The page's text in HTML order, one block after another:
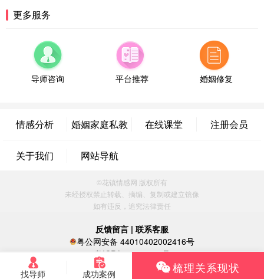
福建-厦门 159****4462
53分钟前
微信用户 凌乱小羊 通过此页面咨询，已获得专属情
辽宁-大连 176****2843
39分钟前
属情感方案
微信用户 墨笙 通过此页面咨询，已获得专属情感方
案
江苏-苏州 188****5187
微信用户 谢思明 通过此页面咨询，已获得专属情感
方案
广东-佛山 139****6034
微信用户 静默 通过此页面咨询，已获得专属情感方
案
更多服务
导师咨询 平台推荐 婚姻修复
情感分析 婚姻家庭私教 在线课堂 注册会员
关于我们 网站导航
©花镇情感网 版权所有
未经授权禁止转载、摘编、复制或建立镜像
如有违反，追究法律责任
反馈留言 | 联系客服
粤公网安备 44010402002416号
粤ICP备16060296号
找导师 成功案例 梳理关系现状